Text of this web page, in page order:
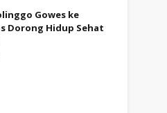
Gowes ke
Dorong Hidup Sehat